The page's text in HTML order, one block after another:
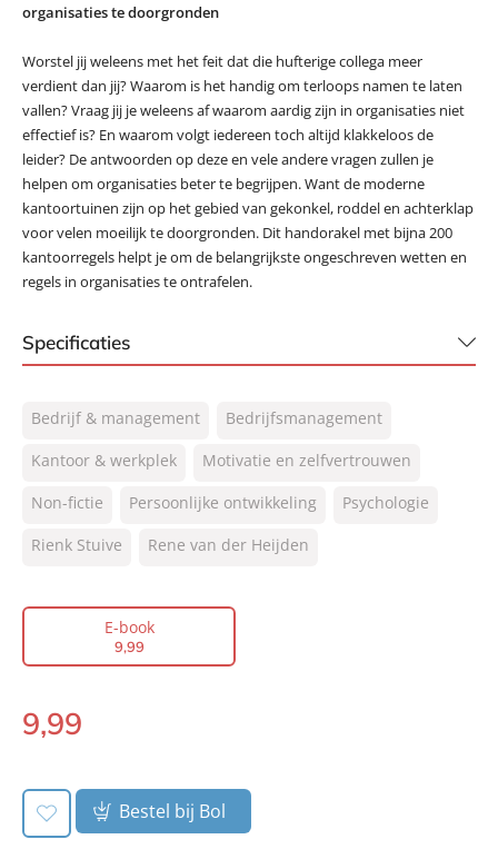
organisaties te doorgronden
Worstel jij weleens met het feit dat die hufterige collega meer
verdient dan jij? Waarom is het handig om terloops namen te laten
vallen? Vraag jij je weleens af waarom aardig zijn in organisaties niet
effectief is? En waarom volgt iedereen toch altijd klakkeloos de
leider? De antwoorden op deze en vele andere vragen zullen je
helpen om organisaties beter te begrijpen. Want de moderne
kantoortuinen zijn op het gebied van gekonkel, roddel en achterklap
voor velen moeilijk te doorgronden. Dit handorakel met bijna 200
kantoorregels helpt je om de belangrijkste ongeschreven wetten en
regels in organisaties te ontrafelen.
Specificaties
NUR:
801
Type:
E-book
Auteur(s):
Rienk Stuive, Rene van der Heijden
Aantal pagina's:
208
Verschijningsdatum:
Bedrijf & management
Bedrijfsmanagement
Kantoor & werkplek
Motivatie en zelfvertrouwen
Non-fictie
Persoonlijke ontwikkeling
Psychologie
Rienk Stuive
Rene van der Heijden
E-book
9,99
E-
9,99
Bestel bij Bol